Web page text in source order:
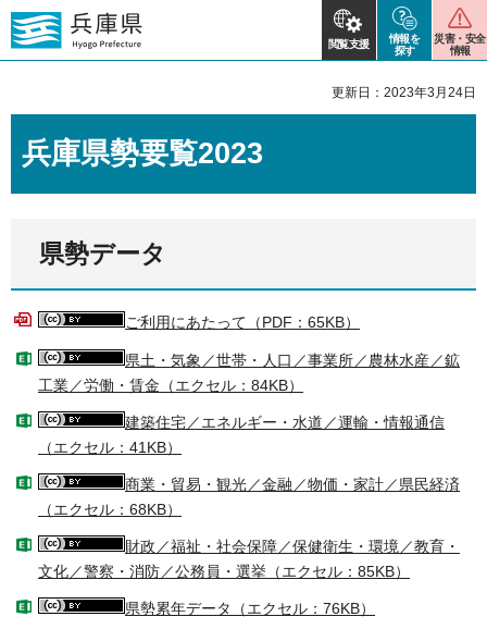
閲覧支援
情報を
探す
災害・安全
情報
更新日：2023年3月24日
兵庫県勢要覧2023
県勢データ
ご利用にあたって（PDF：65KB）
県土・気象／世帯・人口／事業所／農林水産／鉱
工業／労働・賃金（エクセル：84KB）
建築住宅／エネルギー・水道／運輸・情報通信
（エクセル：41KB）
商業・貿易・観光／金融／物価・家計／県民経済
（エクセル：68KB）
財政／福祉・社会保障／保健衛生・環境／教育・
文化／警察・消防／公務員・選挙（エクセル：85KB）
県勢累年データ（エクセル：76KB）